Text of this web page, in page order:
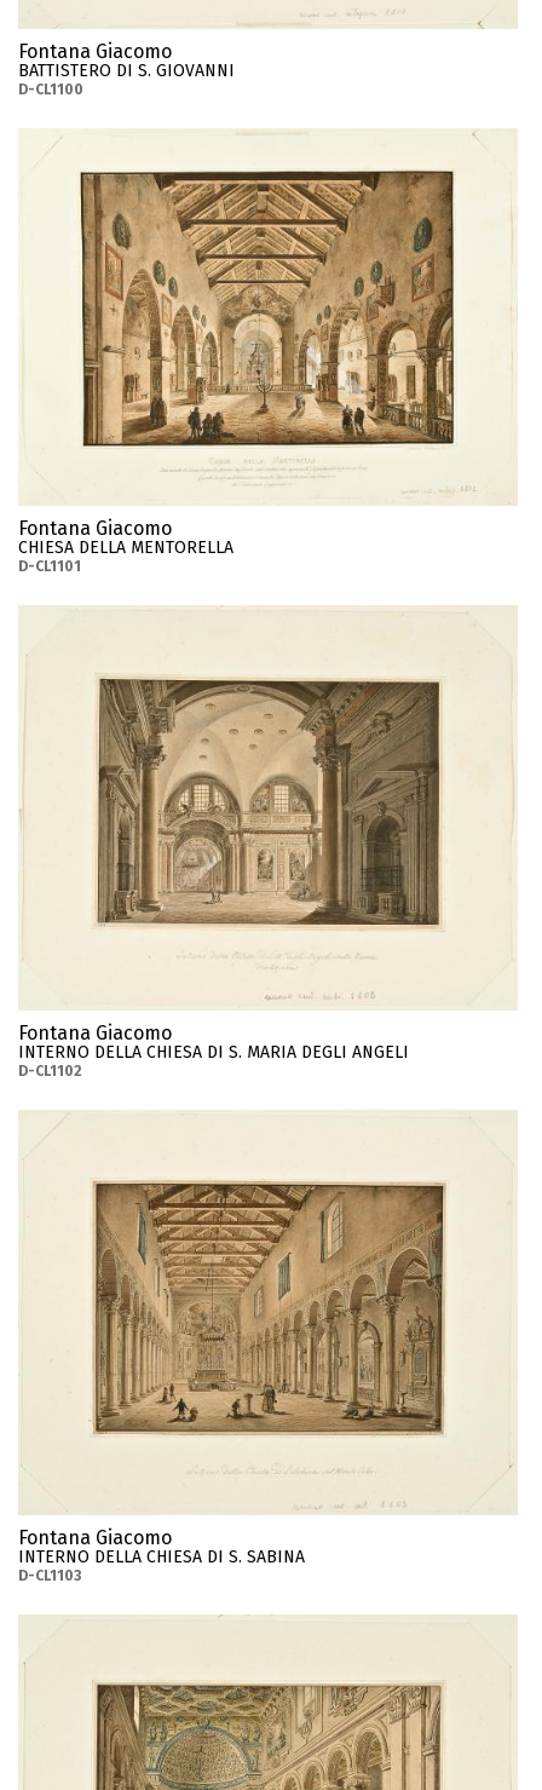
Fontana Giacomo
BATTISTERO DI S. GIOVANNI
D-CL1100
Fontana Giacomo
CHIESA DELLA MENTORELLA
D-CL1101
Fontana Giacomo
INTERNO DELLA CHIESA DI S. MARIA DEGLI ANGELI
D-CL1102
Fontana Giacomo
INTERNO DELLA CHIESA DI S. SABINA
D-CL1103